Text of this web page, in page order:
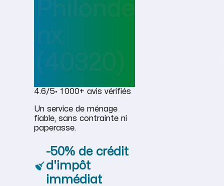
4.6/5· 1 000+ avis vérifiés
Un service de ménage
fiable, sans contrainte ni
paperasse.
-50% de crédit
d'impôt
immédiat